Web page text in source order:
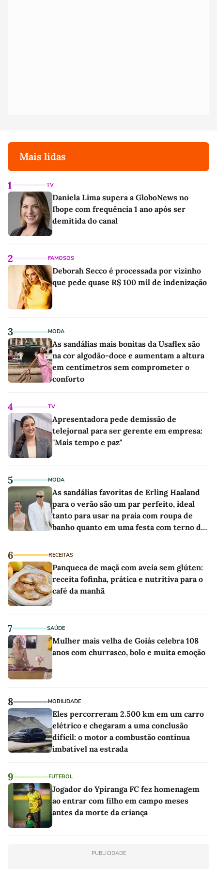
Mais lidas
1 TV
Daniela Lima supera a GloboNews no
Ibope com frequência 1 ano após ser
demitida do canal
2 FAMOSOS
Deborah Secco é processada por vizinho
que pede quase R$ 100 mil de indenização
3 MODA
As sandálias mais bonitas da Usaflex são
na cor algodão-doce e aumentam a altura
em centímetros sem comprometer o
conforto
4 TV
Apresentadora pede demissão de
telejornal para ser gerente em empresa:
"Mais tempo e paz"
5 MODA
As sandálias favoritas de Erling Haaland
para o verão são um par perfeito, ideal
tanto para usar na praia com roupa de
banho quanto em uma festa com terno de
6 RECEITAS
Panqueca de maçã com aveia sem glúten:
receita fofinha, prática e nutritiva para o
café da manhã
7 SAÚDE
Mulher mais velha de Goiás celebra 108
anos com churrasco, bolo e muita emoção
8 MOBILIDADE
Eles percorreram 2.500 km em um carro
elétrico e chegaram a uma conclusão
difícil: o motor a combustão continua
imbatível na estrada
9 FUTEBOL
Jogador do Ypiranga FC fez homenagem
ao entrar com filho em campo meses
antes da morte da criança
PUBLICIDADE